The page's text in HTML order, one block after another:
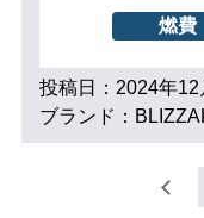
燃費
投稿日：2024年12
ブランド：